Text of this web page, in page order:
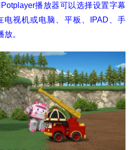
播放器可以选择设置字幕
电视机或电脑、平板、IPAD、手
。